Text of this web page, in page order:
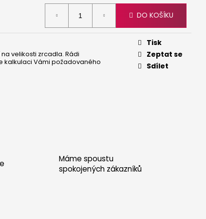
DO KOŠÍKU
velikosti zrcadla. Rádi
kalkulaci Vámi požadovaného
Tisk
Zeptat se
Sdílet
Máme spoustu
spokojených zákazníků